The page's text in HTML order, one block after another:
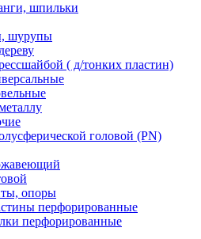
шпильки
шурупы
( д/тонких пластин)
головой (PN)
опоры
перфорированные
перфорированные